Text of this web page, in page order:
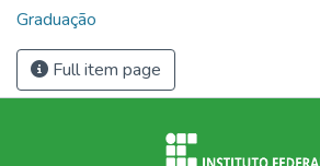
Graduação
Full item page